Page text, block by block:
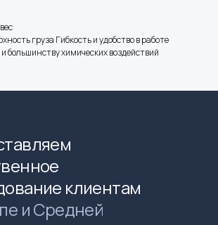
груза Гибкость и удобство в работе
и большинству химических воздействий
клиентам
и Средней